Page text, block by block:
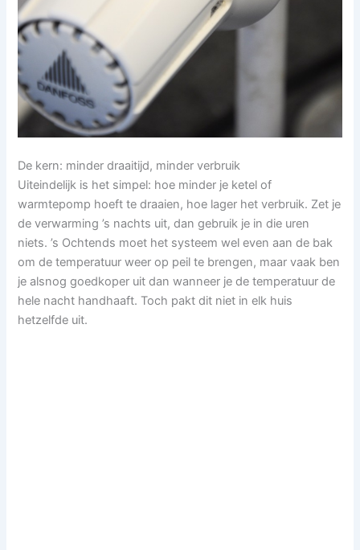
De kern: minder draaitijd, minder verbruik
Uiteindelijk is het simpel: hoe minder je ketel of
warmtepomp hoeft te draaien, hoe lager het verbruik. Zet je
de verwarming ’s nachts uit, dan gebruik je in die uren
niets. ’s Ochtends moet het systeem wel even aan de bak
om de temperatuur weer op peil te brengen, maar vaak ben
je alsnog goedkoper uit dan wanneer je de temperatuur de
hele nacht handhaaft. Toch pakt dit niet in elk huis
hetzelfde uit.